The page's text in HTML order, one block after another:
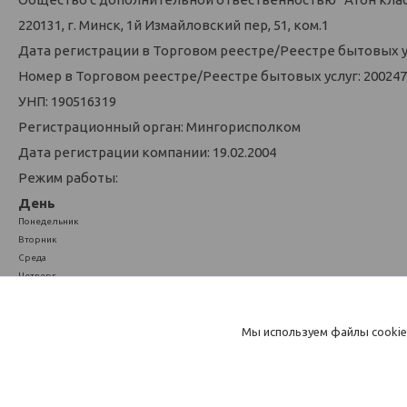
220131, г. Минск, 1й Измайловский пер, 51, ком.1
Дата регистрации в Торговом реестре/Реестре бытовых
Номер в Торговом реестре/Реестре бытовых услуг:
УНП: 190516319
Регистрационный орган: Мингорисполком
Дата регистрации компании: 19.02.2004
Режим работы:
День
Понедельник
Вторник
Среда
Четверг
Мы используем файлы